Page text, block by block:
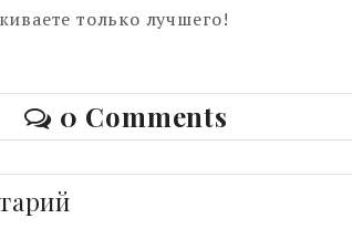
только лучшего!
0 Comments